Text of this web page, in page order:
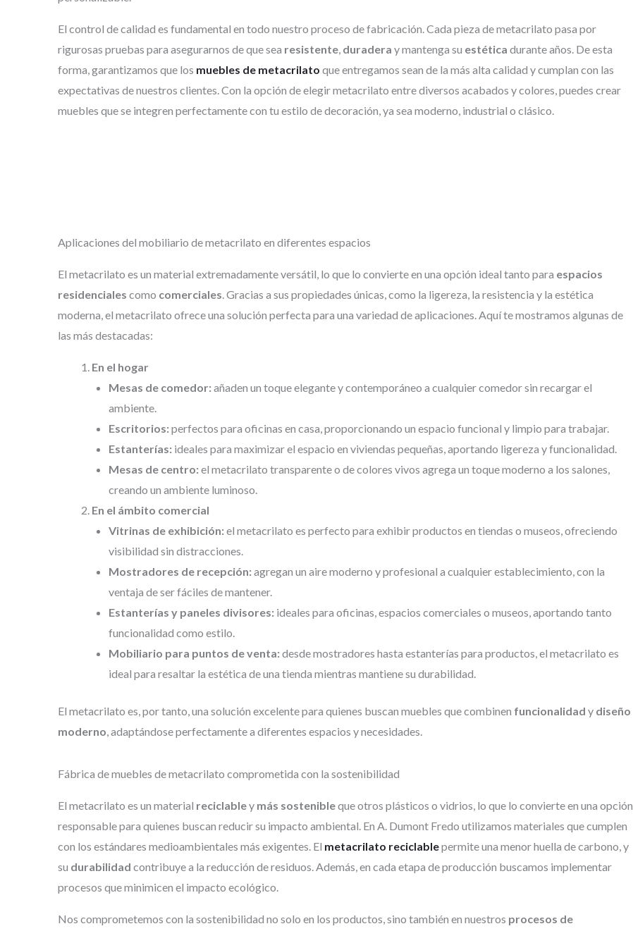
El control de calidad es fundamental en todo nuestro proceso de fabricación. Cada pieza de metacrilato pasa por
rigurosas pruebas para asegurarnos de que sea resistente, duradera y mantenga su estética durante años. De esta
forma, garantizamos que los muebles de metacrilato que entregamos sean de la más alta calidad y cumplan con las
expectativas de nuestros clientes. Con la opción de elegir metacrilato entre diversos acabados y colores, puedes crear
muebles que se integren perfectamente con tu estilo de decoración, ya sea moderno, industrial o clásico.
Aplicaciones del mobiliario de metacrilato en diferentes espacios
El metacrilato es un material extremadamente versátil, lo que lo convierte en una opción ideal tanto para espacios
residenciales como comerciales. Gracias a sus propiedades únicas, como la ligereza, la resistencia y la estética
moderna, el metacrilato ofrece una solución perfecta para una variedad de aplicaciones. Aquí te mostramos algunas de
las más destacadas:
En el hogar
Mesas de comedor: añaden un toque elegante y contemporáneo a cualquier comedor sin recargar el
ambiente.
Escritorios: perfectos para oficinas en casa, proporcionando un espacio funcional y limpio para trabajar.
Estanterías: ideales para maximizar el espacio en viviendas pequeñas, aportando ligereza y funcionalidad.
Mesas de centro: el metacrilato transparente o de colores vivos agrega un toque moderno a los salones,
creando un ambiente luminoso.
En el ámbito comercial
Vitrinas de exhibición: el metacrilato es perfecto para exhibir productos en tiendas o museos, ofreciendo
visibilidad sin distracciones.
Mostradores de recepción: agregan un aire moderno y profesional a cualquier establecimiento, con la
ventaja de ser fáciles de mantener.
Estanterías y paneles divisores: ideales para oficinas, espacios comerciales o museos, aportando tanto
funcionalidad como estilo.
Mobiliario para puntos de venta: desde mostradores hasta estanterías para productos, el metacrilato es
ideal para resaltar la estética de una tienda mientras mantiene su durabilidad.
El metacrilato es, por tanto, una solución excelente para quienes buscan muebles que combinen funcionalidad y diseño
moderno, adaptándose perfectamente a diferentes espacios y necesidades.
Fábrica de muebles de metacrilato comprometida con la sostenibilidad
El metacrilato es un material reciclabley más sostenibleque otros plásticos o vidrios, lo que lo convierte en una opción
responsable para quienes buscan reducir su impacto ambiental. En A. Dumont Fredo utilizamos materiales que cumplen
con los estándares medioambientales más exigentes. El metacrilato reciclablepermite una menor huella de carbono, y
su durabilidad contribuye a la reducción de residuos. Además, en cada etapa de producción buscamos implementar
procesos que minimicen el impacto ecológico.
Nos comprometemos con la sostenibilidad no solo en los productos, sino también en nuestros procesos de